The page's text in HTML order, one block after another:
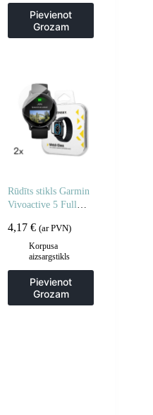
Pievienot
Grozam
Rūdīts stikls Garmin
Vivoactive 5 Full
gab.
4,17€ (ar PVN)
Korpusa
aizsargstikls
Pievienot
Grozam